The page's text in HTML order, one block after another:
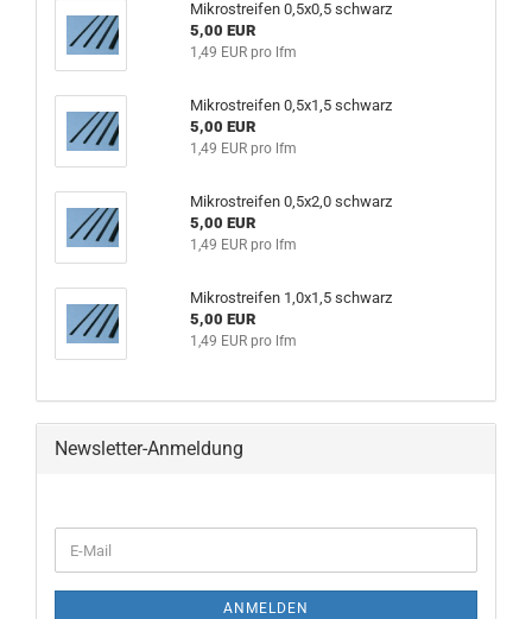
Mikrostreifen 0,5x0,5 schwarz
5,00 EUR
1,49 EUR pro lfm
Mikrostreifen 0,5x1,5 schwarz
5,00 EUR
1,49 EUR pro lfm
Mikrostreifen 0,5x2,0 schwarz
5,00 EUR
1,49 EUR pro lfm
Mikrostreifen 1,0x1,5 schwarz
5,00 EUR
1,49 EUR pro lfm
Newsletter-Anmeldung
ZUR
E-
Mail
ANMELDEN